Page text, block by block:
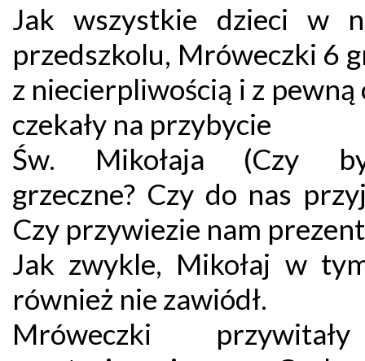
Jak wszystkie dzieci w
przedszkolu, Mróweczki 6
z niecierpliwością i z pewną
czekały na przybycie
Św. Mikołaja (Czy
grzeczne? Czy do nas
Czy przywiezie nam
Jak zwykle, Mikołaj w
również nie zawiódł.
Mróweczki